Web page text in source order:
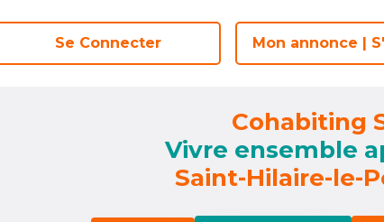
Se Connecter Mon annonce |
Se Connecter Mon annonce |
Cohabiting
Vivre ensemble
Saint-Hilaire-le-